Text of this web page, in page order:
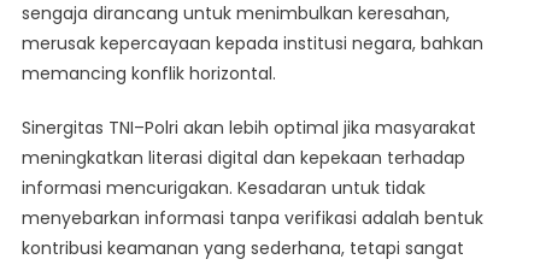
sengaja dirancang untuk menimbulkan keresahan,
merusak kepercayaan kepada institusi negara, bahkan
memancing konflik horizontal.
Sinergitas TNI–Polri akan lebih optimal jika masyarakat
meningkatkan literasi digital dan kepekaan terhadap
informasi mencurigakan. Kesadaran untuk tidak
menyebarkan informasi tanpa verifikasi adalah bentuk
kontribusi keamanan yang sederhana, tetapi sangat